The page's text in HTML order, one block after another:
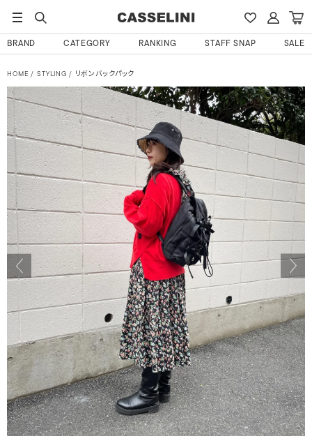
BRAND CATEGORY RANKING STAFF SNAP SALE
HOME STYLING リボンバックパック